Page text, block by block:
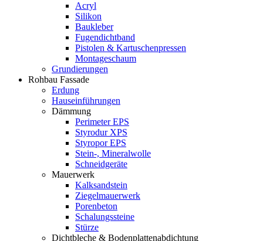
Acryl
Silikon
Baukleber
Fugendichtband
Pistolen & Kartuschenpressen
Montageschaum
Grundierungen
Rohbau Fassade
Erdung
Hauseinführungen
Dämmung
Perimeter EPS
Styrodur XPS
Styropor EPS
Stein-, Mineralwolle
Schneidgeräte
Mauerwerk
Kalksandstein
Ziegelmauerwerk
Porenbeton
Schalungssteine
Stürze
Dichtbleche & Bodenplattenabdichtung